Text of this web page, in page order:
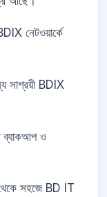
নেটওয়ার্কে
সাশ্রয়ী BDIX
ব্যাকআপ ও
সহজে BD IT